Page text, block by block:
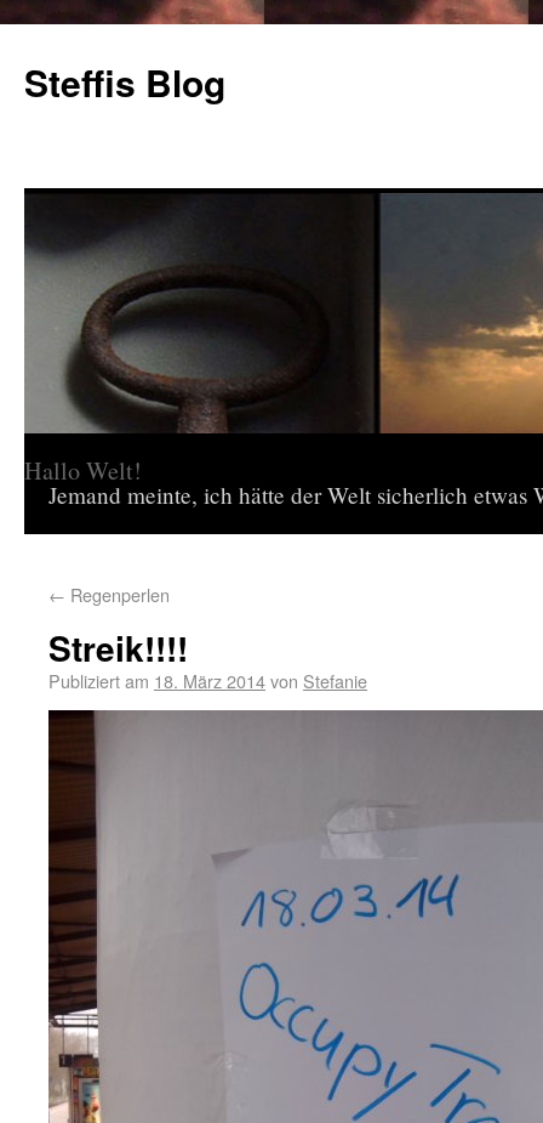
Steffis Blog
Hallo Welt!
Jemand meinte, ich hätte der Welt sicherlich
← Regenperlen
Streik!!!!
Publiziert am 18. März 2014von Stefanie